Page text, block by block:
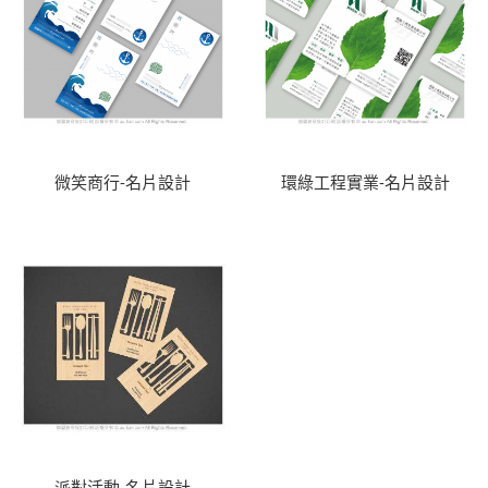
微笑商行-名片設計 環綠工程實業-名片設計